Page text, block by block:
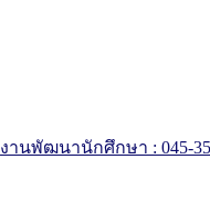
งานพัฒนานักศึกษา : 045-